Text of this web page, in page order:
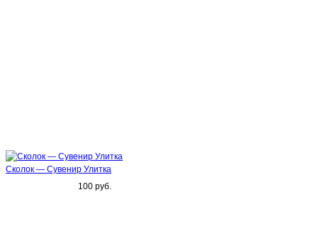
Сколок — Сувенир Улитка
100 руб.